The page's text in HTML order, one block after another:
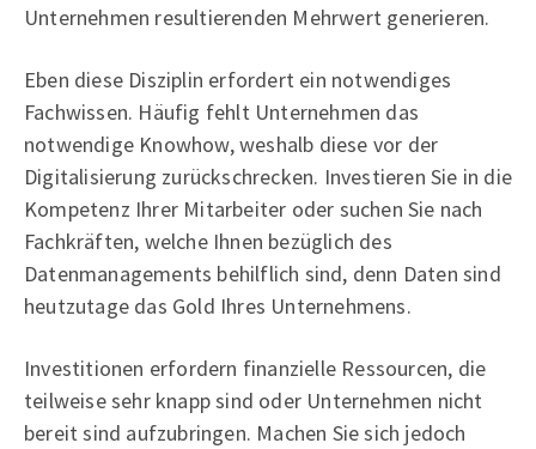
Unternehmen resultierenden Mehrwert generieren.
Eben diese Disziplin erfordert ein notwendiges
Fachwissen. Häufig fehlt Unternehmen das
notwendige Knowhow, weshalb diese vor der
Digitalisierung zurückschrecken. Investieren Sie in die
Kompetenz Ihrer Mitarbeiter oder suchen Sie nach
Fachkräften, welche Ihnen bezüglich des
Datenmanagements behilflich sind, denn Daten sind
heutzutage das Gold Ihres Unternehmens.
Investitionen erfordern finanzielle Ressourcen, die
teilweise sehr knapp sind oder Unternehmen nicht
bereit sind aufzubringen. Machen Sie sich jedoch